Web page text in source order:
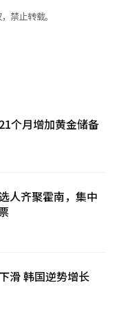
禁止转载。
个月增加黄金储备
人齐聚霍南，集中
滑 韩国逆势增长